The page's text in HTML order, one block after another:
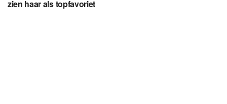
zien haar als topfavoriet